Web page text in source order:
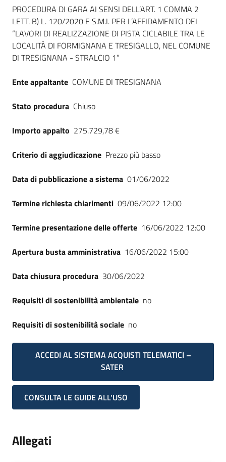
Dati del bando
PROCEDURA DI GARA AI SENSI DELL’ART. 1 COMMA 2
LETT. B) L. 120/2020 E S.M.I. PER L’AFFIDAMENTO DEI
“LAVORI DI REALIZZAZIONE DI PISTA CICLABILE TRA LE
LOCALITÀ DI FORMIGNANA E TRESIGALLO, NEL COMUNE
DI TRESIGNANA - STRALCIO 1”
Ente appaltante COMUNE DI TRESIGNANA
Stato procedura Chiuso
Importo appalto 275.729,78 €
Criterio di aggiudicazione Prezzo più basso
Data di pubblicazione a sistema 01/06/2022
Termine richiesta chiarimenti 09/06/2022 12:00
Termine presentazione delle offerte 16/06/2022 12:00
Apertura busta amministrativa 16/06/2022 15:00
Data chiusura procedura 30/06/2022
Requisiti di sostenibilità ambientale no
Requisiti di sostenibilità sociale no
ACCEDI AL SISTEMA ACQUISTI TELEMATICI –
SATER
CONSULTA LE GUIDE ALL'USO
Allegati